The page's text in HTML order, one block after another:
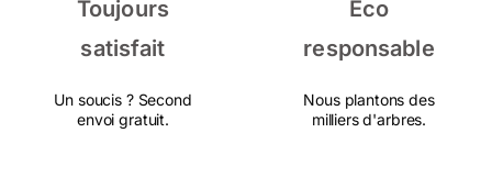
Toujours
satisfait
Un soucis ? Second
envoi gratuit.
Eco
responsable
Nous plantons des
milliers d'arbres.